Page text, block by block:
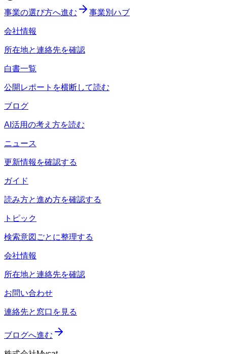
事業の選び方へ進む 事業別ハブ
会社情報
所在地と連絡先を確認
白書一覧
公開レポートを横断して読む
ブログ
AI活用の考え方を読む
ニュース
更新情報を確認する
ガイド
読み方と進め方を確認する
トピック
検索意図ごとに整理する
会社情報
所在地と連絡先を確認
お問い合わせ
連絡先と窓口を見る
ブログへ進む